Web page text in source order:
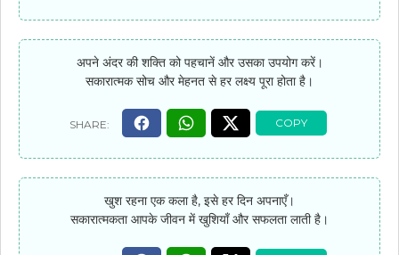
अपने अंदर की शक्ति को पहचानें और उसका उपयोग करें।
सकारात्मक सोच और मेहनत से हर लक्ष्य पूरा होता है।
खुश रहना एक कला है, इसे हर दिन अपनाएँ।
सकारात्मकता आपके जीवन में खुशियाँ और सफलता लाती है।